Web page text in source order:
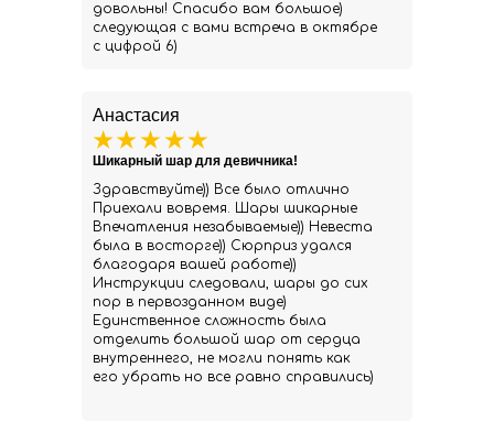
довольны! Спасибо вам большое)
следующая с вами встреча в октябре
с цифрой 6)
Анастасия
Здравствуйте)) Все было отлично
Приехали вовремя. Шары шикарные
Впечатления незабываемые)) Невеста
была в восторге)) Сюрприз удался
благодаря вашей работе))
Инструкции следовали, шары до сих
пор в первозданном виде)
Единственное сложность была
отделить большой шар от сердца
внутреннего, не могли понять как
его убрать но все равно справились)
Шикарный шар для девичника!